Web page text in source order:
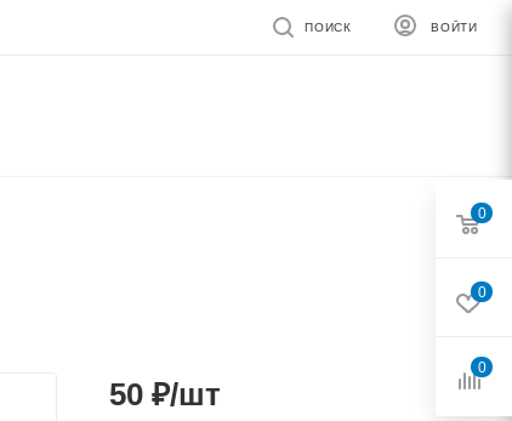
ВОЙТИ
ПОИСК
50 ₽/шт
0
0
0